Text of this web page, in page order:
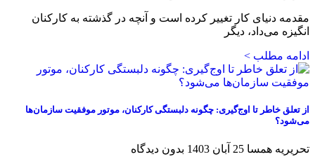
مقدمه دنیای کار تغییر کرده است و آنچه در گذشته به کارکنان
انگیزه می‌داد، دیگر
ادامه مطلب >
از تعلق خاطر تا اوج‌گیری: چگونه دلبستگی کارکنان، موتور موفقیت سازمان‌ها
می‌شود؟
تحریریه همسا 25 آبان 1403 بدون دیدگاه